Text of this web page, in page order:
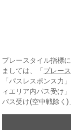
プレースタイル指標
ましては、「 プレー
「パスレスポンス力
ィエリア内パス受け
パス受け(空中戦除く)